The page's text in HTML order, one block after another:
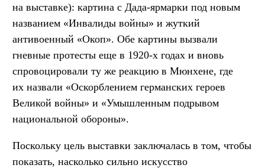
на выставке): картина с Дада-ярмарки под новым
названием «Инвалиды войны» и жуткий
антивоенный «Окоп». Обе картины вызвали
гневные протесты еще в 1920-х годах и вновь
спровоцировали ту же реакцию в Мюнхене, где
их назвали «Оскорблением германских героев
Великой войны» и «Умышленным подрывом
национальной обороны».
Поскольку цель выставки заключалась в том, чтобы
показать, насколько сильно искусство